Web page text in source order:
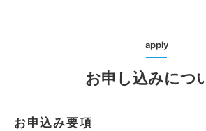
apply
お申し込みにつ
お申込み要項